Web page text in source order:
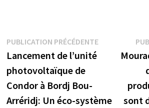
Navigation
de
l’article
PUBLICATION PRÉCÉDENTEPublication
précédente :
Lancement de l’unité
photovoltaïque de
Condor à Bordj Bou-
Arréridj: Un éco-système
sont